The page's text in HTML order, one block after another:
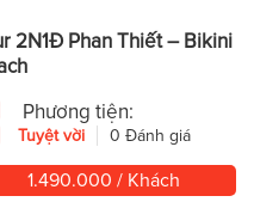
2N1Đ Phan Thiết – Bikini
Phương tiện:
Tuyệt vời 0 Đánh giá
1.490.000 / Khách